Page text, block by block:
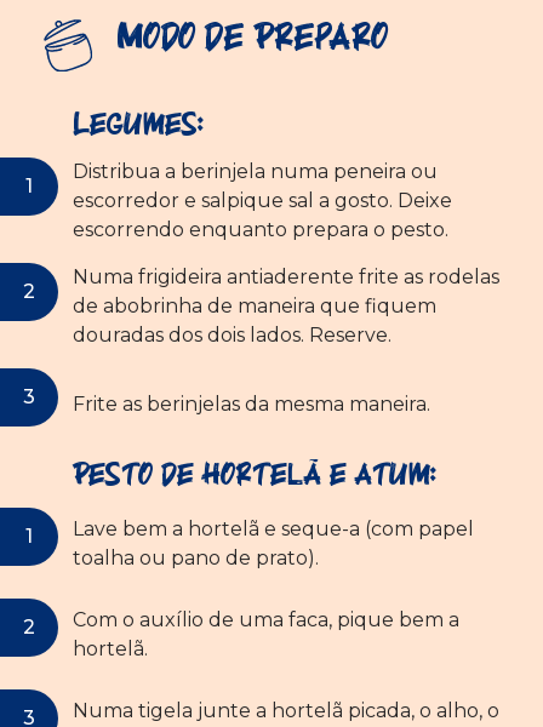
Modo de Preparo
Legumes:
Distribua a berinjela numa peneira ou
escorredor e salpique sal a gosto. Deixe
escorrendo enquanto prepara o pesto.
Numa frigideira antiaderente frite as rodelas
de abobrinha de maneira que fiquem
douradas dos dois lados. Reserve.
Frite as berinjelas da mesma maneira.
Pesto de Hortelã e Atum:
Lave bem a hortelã e seque-a (com papel
toalha ou pano de prato).
Com o auxílio de uma faca, pique bem a
hortelã.
Numa tigela junte a hortelã picada, o alho, o